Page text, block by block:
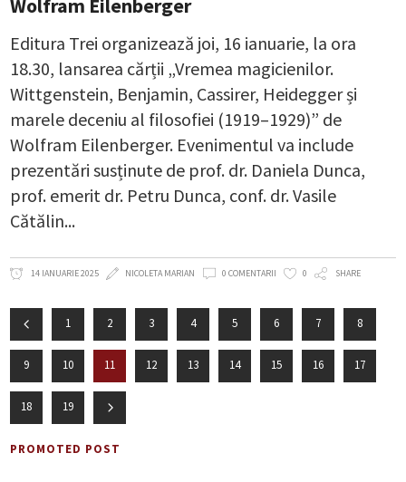
Wolfram Eilenberger
Editura Trei organizează joi, 16 ianuarie, la ora
18.30, lansarea cărții „Vremea magicienilor.
Wittgenstein, Benjamin, Cassirer, Heidegger și
marele deceniu al filosofiei (1919–1929)” de
Wolfram Eilenberger. Evenimentul va include
prezentări susținute de prof. dr. Daniela Dunca,
prof. emerit dr. Petru Dunca, conf. dr. Vasile
Cătălin
14 IANUARIE 2025 NICOLETA MARIAN 0 COMENTARII 0 SHARE
1 2 3 4 5 6 7 8
9 10 11 12 13 14 15 16 17
18 19
PROMOTED POST